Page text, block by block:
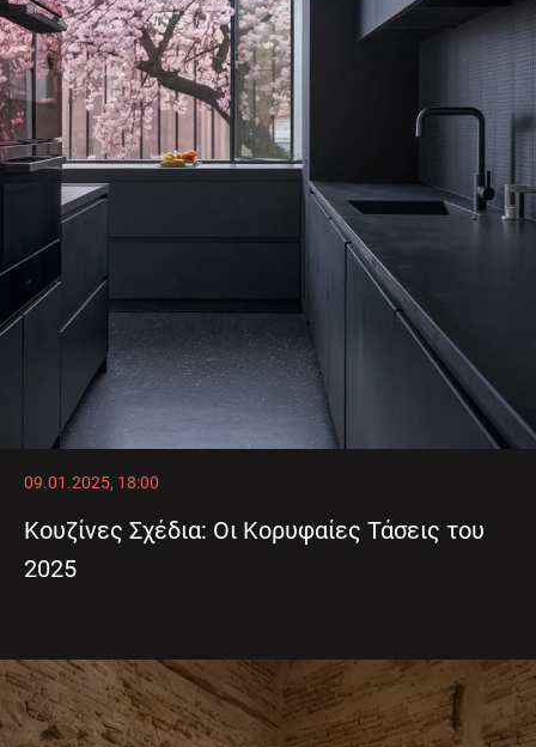
09.01.2025, 18:00
Κουζίνες Σχέδια: Οι Κορυφαίες Τάσεις του
2025